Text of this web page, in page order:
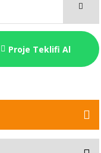
Proje Teklifi Al